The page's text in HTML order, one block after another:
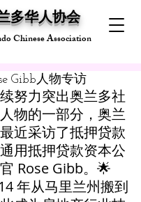
多华人协会
Chinese Association
Gibb人物专访
努力突出奥兰多社
物的一部分，奥兰
近采访了抵押贷款
用抵押贷款资本公
Rose Gibb。🌟
年从马里兰州搬到